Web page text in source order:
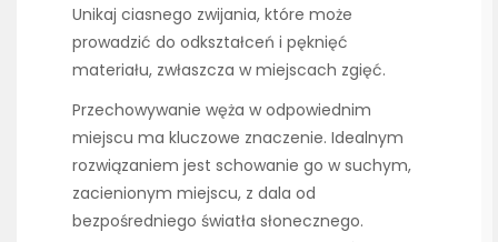
Unikaj ciasnego zwijania, które może
prowadzić do odkształceń i pęknięć
materiału, zwłaszcza w miejscach zgięć.
Przechowywanie węża w odpowiednim
miejscu ma kluczowe znaczenie. Idealnym
rozwiązaniem jest schowanie go w suchym,
zacienionym miejscu, z dala od
bezpośredniego światła słonecznego.